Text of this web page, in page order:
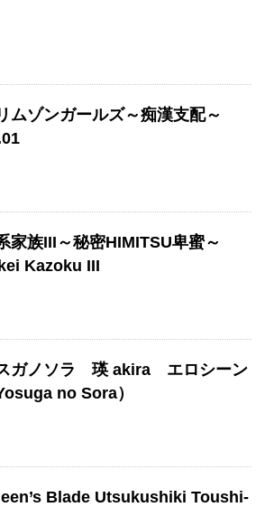
ムゾンガールズ～痴漢支配～
家族III～秘密HIMITSU卑蜜～
Kazoku III
ガノソラ 瑛 akira エロシーン
no Sora）
Blade Utsukushiki Toushi-